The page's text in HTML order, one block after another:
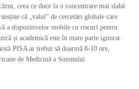
ceea ce duce la o concentrare mai slabă
că „valul” de cercetări globale care
a dispozitivelor mobile cu riscuri pentru
și academică este în mare parte ignorat.
PISA ar trebui să doarmă 8-10 ore,
de Medicină a Somnului.